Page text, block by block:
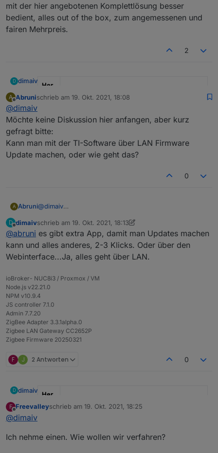
Die LAN-Anbindung hat auch den großen
Vorteil, daß man die räumliche Trennng
zwischen gutem Funkstandort und dem
mit der hier angebotenen Komplettlösung besser
bedient, alles out of the box, zum angemessenen und
fairen Mehrpreis.
2
D dimaiv
Her
stell
Mod
el
"CC2652P + WT32-ETH01, Einsatzbereit"
Anz
ahl
1, Sofort verfügbar
Stüc
k
60 €, Anfragen über Chat Nachricht oder
Vers
and
"in DE inkl., mit Verfolgungsnummer"
Bes
g
"Leistungsstarke ZigBee Stick / LAN Gateway
Es gibt ab sofort Diskussion-Thread:
A
Offline
Abrunischrieb am 19. Okt. 2021, 18:08
zuletzt editiert von
@dimaiv
Möchte keine Diskussion hier anfangen, aber kurz
gefragt bitte:
Kann man mit der TI-Software über LAN Firmware
Update machen, oder wie geht das?
0
A Abruni@dimaiv
gefragt bitte:
Kann man mit der TI-Software über LAN Firmware
Update machen, oder wie geht das?
D
Offline
dimaivschrieb am 19. Okt. 2021, 18:13
zuletzt editiert von dimaiv
@abruni es gibt extra App, damit man Updates machen
kann und alles anderes, 2-3 Klicks. Oder über den
Webinterface...Ja, alles geht über LAN.
ioBroker- NUC8i3 / Proxmox / VM
Node.js v22.21.0
NPM v10.9.4
JS controller 7.1.0
Admin 7.7.20
ZigBee Adapter 3.3.1alpha.0
Zigbee LAN Gateway CC2652P
Zigbee Firmware 20250321
F J 2 Antworten 0
D dimaiv
Her
stell
er
el
F
Offline
Freevalleyschrieb am 19. Okt. 2021, 18:25
zuletzt editiert von
@dimaiv
Ich nehme einen. Wie wollen wir verfahren?